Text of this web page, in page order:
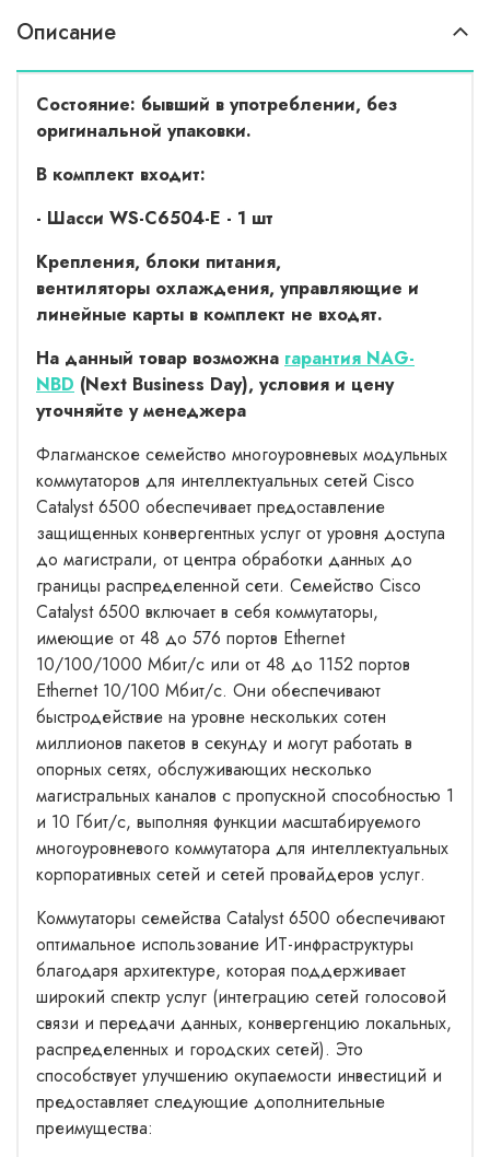
Описание
Состояние: бывший в употреблении, без
оригинальной упаковки.
В комплект входит:
- Шасси WS-C6504-E - 1 шт
Крепления, блоки питания,
вентиляторы охлаждения, управляющие и
линейные карты в комплект не входят.
На данный товар возможна гарантия NAG-
NBD (Next Business Day), условия и цену
уточняйте у менеджера
Флагманское семейство многоуровневых модульных
коммутаторов для интеллектуальных сетей Cisco
Catalyst 6500 обеспечивает предоставление
защищенных конвергентных услуг от уровня доступа
до магистрали, от центра обработки данных до
границы распределенной сети. Семейство Cisco
Catalyst 6500 включает в себя коммутаторы,
имеющие от 48 до 576 портов Ethernet
10/100/1000 Мбит/с или от 48 до 1152 портов
Ethernet 10/100 Мбит/с. Они обеспечивают
быстродействие на уровне нескольких сотен
миллионов пакетов в секунду и могут работать в
опорных сетях, обслуживающих несколько
магистральных каналов с пропускной способностью 1
и 10 Гбит/с, выполняя функции масштабируемого
многоуровневого коммутатора для интеллектуальных
корпоративных сетей и сетей провайдеров услуг.
Коммутаторы семейства Catalyst 6500 обеспечивают
оптимальное использование ИТ-инфраструктуры
благодаря архитектуре, которая поддерживает
широкий спектр услуг (интеграцию сетей голосовой
связи и передачи данных, конвергенцию локальных,
распределенных и городских сетей). Это
способствует улучшению окупаемости инвестиций и
предоставляет следующие дополнительные
преимущества: